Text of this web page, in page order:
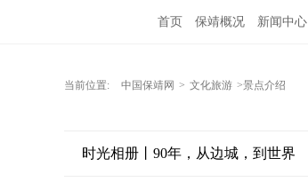
首页 保靖概况 新闻中心
当前位置: 中国保靖网 > 文化旅游 >景点介绍
时光相册丨90年，从边城，到世界